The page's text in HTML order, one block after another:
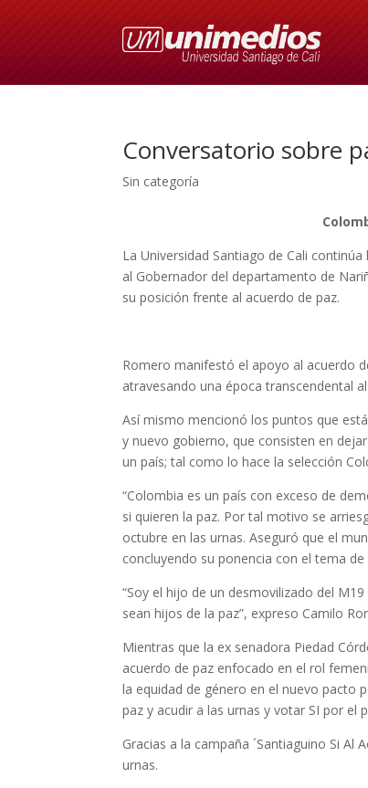
Conversatorio sobre
Sin categoría
La Universidad Santiago de Cali
al Gobernador del departamento de
su posición frente al acuerdo de paz.
Romero manifestó el apoyo al acuerdo
atravesando una época transcendental
Así mismo mencionó los puntos que
y nuevo gobierno, que consisten en
un país; tal como lo hace la selección
“Colombia es un país con exceso de
si quieren la paz. Por tal motivo se
octubre en las urnas. Aseguró que el
concluyendo su ponencia con el tema
“Soy el hijo de un desmovilizado del
sean hijos de la paz”, expreso Camilo
Mientras que la ex senadora Piedad
acuerdo de paz enfocado en el rol
la equidad de género en el nuevo pacto
paz y acudir a las urnas y votar SI por el
Gracias a la campaña ´Santiaguino Si
urnas.